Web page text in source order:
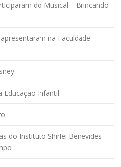
do Musical – Brincando
na Faculdade
Educação Infantil.
do Instituto Shirlei Benevides